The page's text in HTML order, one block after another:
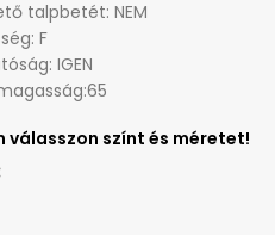
talpbetét: NEM
F
IGEN